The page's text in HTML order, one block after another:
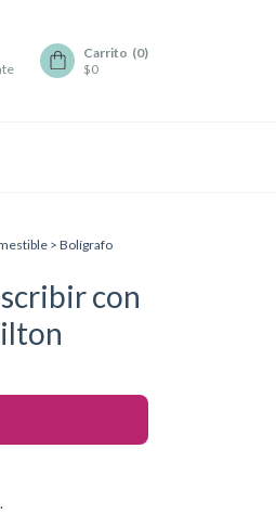
Carrito (0)
$0
> Bolígrafo
con